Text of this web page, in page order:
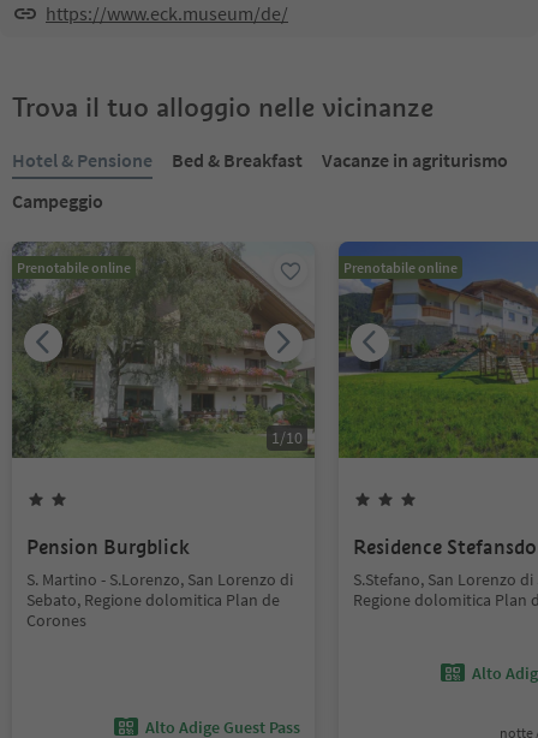
https://www.eck.museum/de/
Trova il tuo alloggio nelle vicinanze
Hotel & Pensione Bed & Breakfast
Vacanze in agriturismo
Campeggio
Prenotabile online
1/10
Pension Burgblick
S. Martino - S.Lorenzo, San Lorenzo di
Sebato, Regione dolomitica Plan de
Corones
Alto Adige Guest Pass
Prenotabile online
Residence
S.Stefano, San Lorenzo
Regione dolomitica Plan
Alto
notte